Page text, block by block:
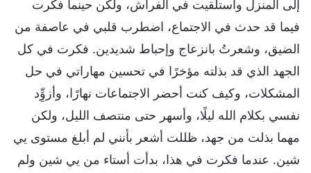
إلى المنزل واستلقيت في الفراش، ولكن حينما فكرت
فيما قد حدث في الاجتماع، اضطرب قلبي في عاصفة من
الضيق، وشعرتُ بانزعاج وإحباط شديدين. فكرت في كل
الجهد الذي قد بذلته مؤخرًا في تحسين مهاراتي في حل
المشكلات، وكيف كنت أحضر الاجتماعات نهارًا، وأزوِِّد
نفسي بكلام الله ليلًا، وأسهر حتى منتصف الليل، ولكن
مهما بذلت من جهد، ظللت أشعر بأنني لم أبلغ مستوى يي
شين. عندما فكرت في هذا، بدأت أستاء من يي شين ولم